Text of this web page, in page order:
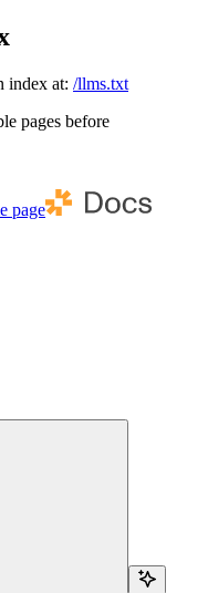
index at: /llms.txt
pages before
page